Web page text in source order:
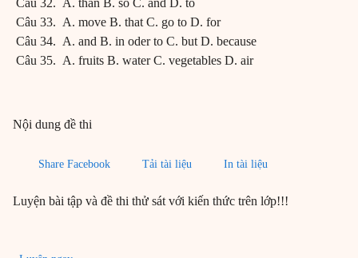
Câu 32. A. than B. so C. and D. to
Câu 33. A. move B. that C. go to D. for
Câu 34. A. and B. in oder to C. but D. because
Câu 35. A. fruits B. water C. vegetables D. air
Nội dung đề thi
Share Facebook Tải tài liệu In tài liệu
Luyện bài tập và đề thi thử sát với kiến thức trên lớp!!!